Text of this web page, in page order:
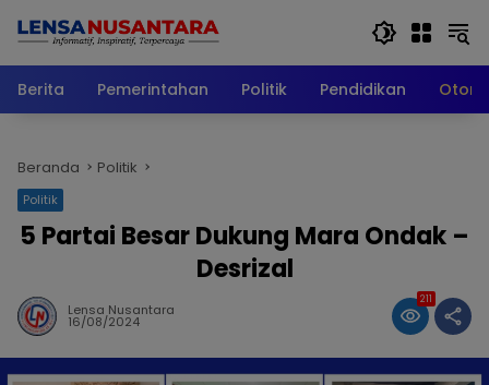
Berita
Pemerintahan Politik Pendidikan
Beranda Politik
Politik
5 Partai Besar Dukung Mara Ondak –
Desrizal
Lensa Nusantara
16/08/2024
211